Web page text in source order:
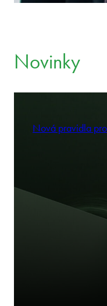
Novinky
Nová pravidla